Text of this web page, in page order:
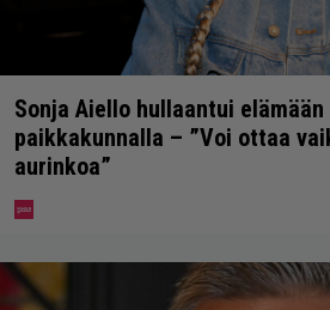
Sonja Aiello hullaantui
paikkakunnalla – ”Voi ottaa
aurinkoa”